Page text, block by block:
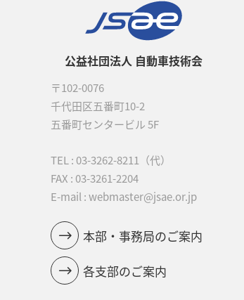
公益社団法人 自動車技術会
〒102-0076
千代田区五番町10-2
五番町センタービル 5F
TEL : 03-3262-8211
（代）
FAX : 03-3261-2204
E-mail : webmaster@jsae.or.jp
本部・事務局のご案内
各支部のご案内